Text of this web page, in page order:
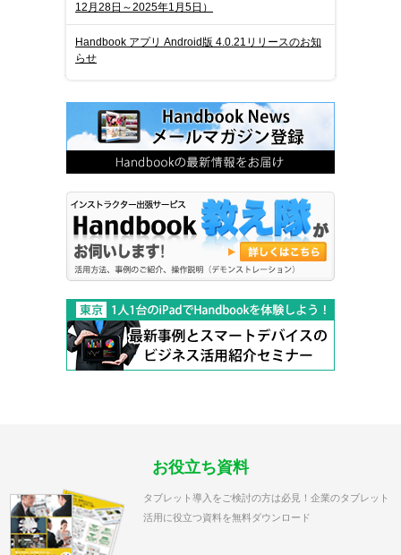
12月28日～2025年1月5日）
Handbook アプリ Android版 4.0.21リリースのお知
らせ
お役立ち資料
タブレット導入をご検討の方は必見！企業のタブレット
活用に役立つ資料を無料ダウンロード